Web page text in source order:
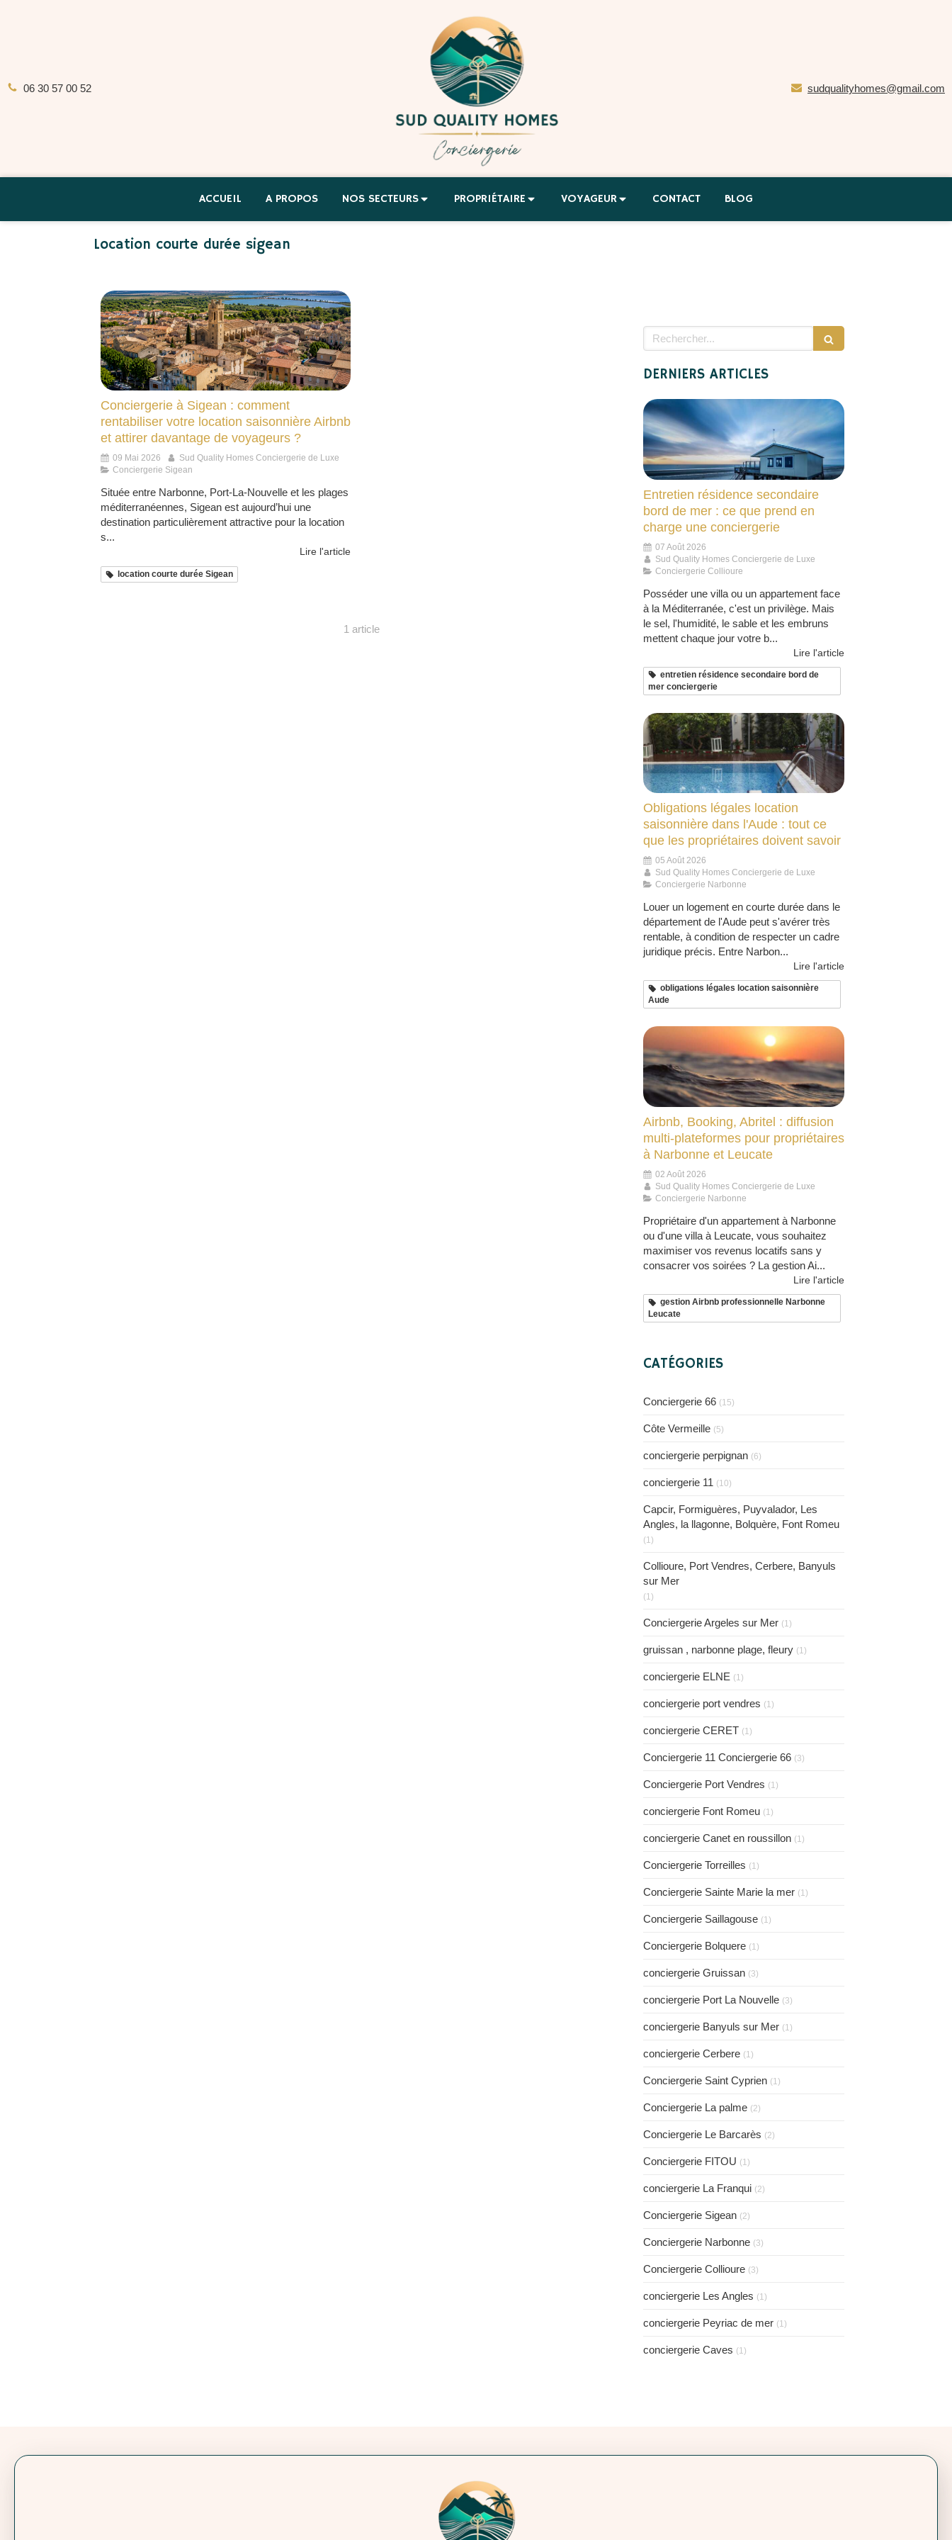
sudqualityhomes@gmail.com
06 30 57 00 52
ACCUEIL A PROPOS NOS SECTEURS PROPRIÉTAIRE VOYAGEUR CONTACT BLOG
Location courte durée sigean
Conciergerie à Sigean : comment
rentabiliser votre location saisonnière Airbnb
et attirer davantage de voyageurs ?
09 Mai 2026
Sud Quality Homes Conciergerie de Luxe
Conciergerie Sigean
Située entre Narbonne, Port-La-Nouvelle et les plages
méditerranéennes, Sigean est aujourd’hui une
destination particulièrement attractive pour la location
s...
Lire l'article
location courte durée Sigean
1 article
Rechercher
DERNIERS ARTICLES
Entretien résidence secondaire
bord de mer : ce que prend en
charge une conciergerie
07 Août 2026
Sud Quality Homes Conciergerie de Luxe
Conciergerie Collioure
Posséder une villa ou un appartement face
à la Méditerranée, c'est un privilège. Mais
le sel, l'humidité, le sable et les embruns
mettent chaque jour votre b...
Lire l'article
entretien résidence secondaire bord de
mer conciergerie
Obligations légales location
saisonnière dans l'Aude : tout ce
que les propriétaires doivent savoir
05 Août 2026
Sud Quality Homes Conciergerie de Luxe
Conciergerie Narbonne
Louer un logement en courte durée dans le
département de l'Aude peut s'avérer très
rentable, à condition de respecter un cadre
juridique précis. Entre Narbon...
Lire l'article
obligations légales location saisonnière
Aude
Airbnb, Booking, Abritel : diffusion
multi-plateformes pour propriétaires
à Narbonne et Leucate
02 Août 2026
Sud Quality Homes Conciergerie de Luxe
Conciergerie Narbonne
Propriétaire d'un appartement à Narbonne
ou d'une villa à Leucate, vous souhaitez
maximiser vos revenus locatifs sans y
consacrer vos soirées ? La gestion Ai...
Lire l'article
gestion Airbnb professionnelle Narbonne
Leucate
CATÉGORIES
Conciergerie 66 (15)
Côte Vermeille (5)
conciergerie perpignan (6)
conciergerie 11 (10)
Capcir, Formiguères, Puyvalador, Les
Angles, la llagonne, Bolquère, Font Romeu
(1)
Collioure, Port Vendres, Cerbere, Banyuls
sur Mer
(1)
Conciergerie Argeles sur Mer (1)
gruissan , narbonne plage, fleury (1)
conciergerie ELNE (1)
conciergerie port vendres (1)
conciergerie CERET (1)
Conciergerie 11 Conciergerie 66 (3)
Conciergerie Port Vendres (1)
conciergerie Font Romeu (1)
conciergerie Canet en roussillon (1)
Conciergerie Torreilles (1)
Conciergerie Sainte Marie la mer (1)
Conciergerie Saillagouse (1)
Conciergerie Bolquere (1)
conciergerie Gruissan (3)
conciergerie Port La Nouvelle (3)
conciergerie Banyuls sur Mer (1)
conciergerie Cerbere (1)
Conciergerie Saint Cyprien (1)
Conciergerie La palme (2)
Conciergerie Le Barcarès (2)
Conciergerie FITOU (1)
conciergerie La Franqui (2)
Conciergerie Sigean (2)
Conciergerie Narbonne (3)
Conciergerie Collioure (3)
conciergerie Les Angles (1)
conciergerie Peyriac de mer (1)
conciergerie Caves (1)